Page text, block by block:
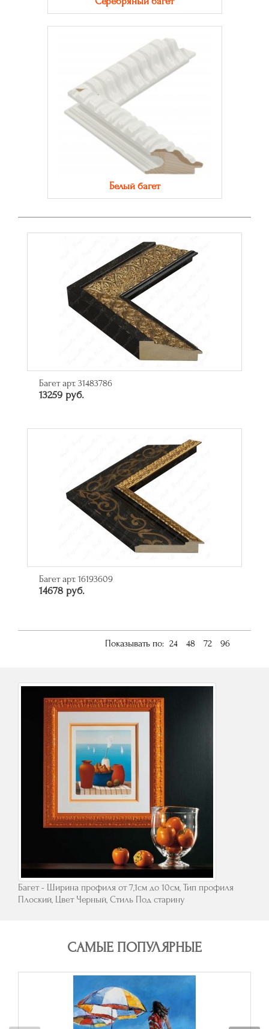
Белый багет
Багет арт. 31483786
13259 руб.
Багет арт. 16193609
14678 руб.
Показывать по: 24 48 72 96
Багет - Ширина профиля от 7,1см до 10см, Тип профиля
Плоский, Цвет Черный, Стиль Под старину
САМЫЕ ПОПУЛЯРНЫЕ